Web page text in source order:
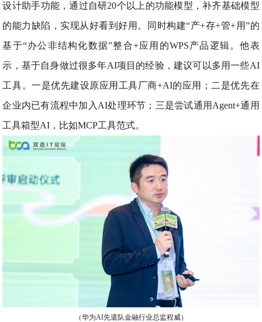
设计助手功能，通过自研20个以上的功能模型，补齐基础模型
的能力缺陷，实现从好看到好用。同时构建“产+存+管+用”的
基于“办公非结构化数据”整合+应用的WPS产品逻辑。他表
示，基于自身做过很多年AI项目的经验，建议可以多用一些AI
工具。一是优先建设原应用工具厂商+AI的应用；二是优先在
企业内已有流程中加入AI处理环节；三是尝试通用Agent+通用
工具箱型AI，比如MCP工具范式。
（华为AI先遣队金融行业总监程威）